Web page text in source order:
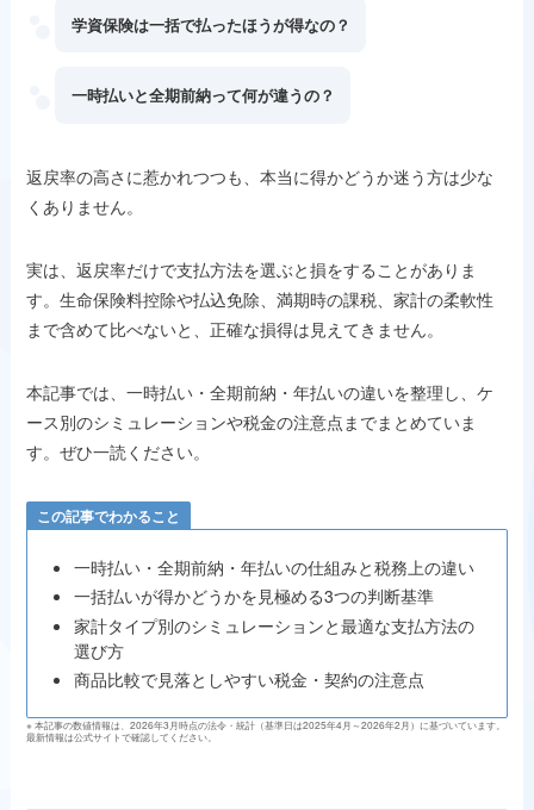
学資保険は一括で払ったほうが得なの？
一時払いと全期前納って何が違うの？
返戻率の高さに惹かれつつも、本当に得かどうか迷う方は少な
くありません。
実は、返戻率だけで支払方法を選ぶと損をすることがありま
す。生命保険料控除や払込免除、満期時の課税、家計の柔軟性
まで含めて比べないと、正確な損得は見えてきません。
本記事では、一時払い・全期前納・年払いの違いを整理し、ケ
ース別のシミュレーションや税金の注意点までまとめていま
す。ぜひ一読ください。
この記事でわかること
一時払い・全期前納・年払いの仕組みと税務上の違い
一括払いが得かどうかを見極める3つの判断基準
家計タイプ別のシミュレーションと最適な支払方法の
選び方
商品比較で見落としやすい税金・契約の注意点
※ 本記事の数値情報は、2026年3月時点の法令・統計（基準日は2025年4月～2026年2月）に基づいています。
最新情報は公式サイトで確認してください。